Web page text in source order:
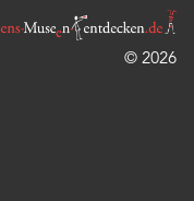
© 2026